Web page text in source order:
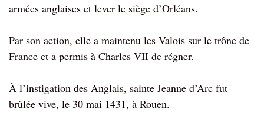
armées anglaises et lever le siège d’Orléans.
Par son action, elle a maintenu les Valois sur le trône de
France et a permis à Charles VII de régner.
À l’instigation des Anglais, sainte Jeanne d’Arc fut
brûlée vive, le 30 mai 1431, à Rouen.